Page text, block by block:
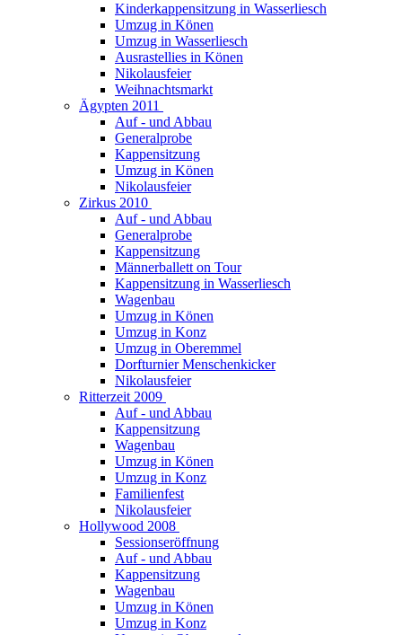
Kinderkappensitzung in Wasserliesch
Umzug in Könen
Umzug in Wasserliesch
Ausrastellies in Könen
Nikolausfeier
Weihnachtsmarkt
Ägypten 2011
Auf - und Abbau
Generalprobe
Kappensitzung
Umzug in Könen
Nikolausfeier
Zirkus 2010
Auf - und Abbau
Generalprobe
Kappensitzung
Männerballett on Tour
Kappensitzung in Wasserliesch
Wagenbau
Umzug in Könen
Umzug in Konz
Umzug in Oberemmel
Dorfturnier Menschenkicker
Nikolausfeier
Ritterzeit 2009
Auf - und Abbau
Kappensitzung
Wagenbau
Umzug in Könen
Umzug in Konz
Familienfest
Nikolausfeier
Hollywood 2008
Sessionseröffnung
Auf - und Abbau
Kappensitzung
Wagenbau
Umzug in Könen
Umzug in Konz